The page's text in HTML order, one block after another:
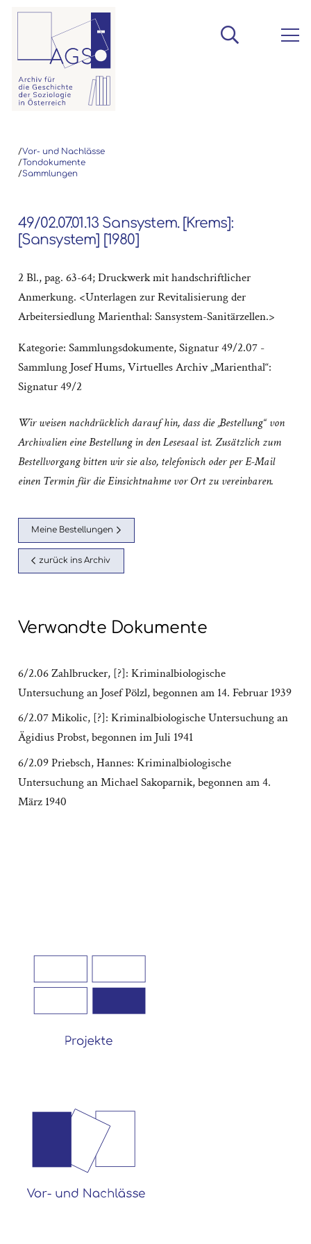
/Vor- und Nachlässe
/Tondokumente
/Sammlungen
49/02.07.01.13 Sansystem. [Krems]:
[Sansystem] [1980]
2 Bl., pag. 63-64; Druckwerk mit handschriftlicher
Anmerkung. <Unterlagen zur Revitalisierung der
Arbeitersiedlung Marienthal: Sansystem-Sanitärzellen.>
Kategorie: Sammlungsdokumente,Signatur 49/2.07 -
Sammlung Josef Hums,Virtuelles Archiv „Marienthal“:
Signatur 49/2
Wir weisen nachdrücklich darauf hin, dass die „Bestellung“ von
Archivalien eine Bestellung in den Lesesaal ist. Zusätzlich zum
Bestellvorgang bitten wir sie also, telefonisch oder per E-Mail
einen Termin für die Einsichtnahme vor Ort zu vereinbaren.
Meine Bestellungen
zurück ins Archiv
Verwandte Dokumente
6/2.06 Zahlbrucker, [?]: Kriminalbiologische
Untersuchung an Josef Pölzl, begonnen am 14. Februar 1939
6/2.07 Mikolic, [?]: Kriminalbiologische Untersuchung an
Ägidius Probst, begonnen im Juli 1941
6/2.09 Priebsch, Hannes: Kriminalbiologische
Untersuchung an Michael Sakoparnik, begonnen am 4.
März 1940